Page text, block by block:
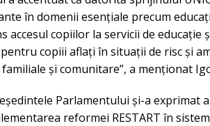
în domenii esențiale precum
accesul copiilor la servicii de
copiii aflați în situații de risc și
și comunitare”, a menționat
Parlamentului și-a exprimat
reformei RESTART în